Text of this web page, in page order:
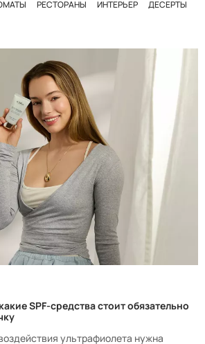
РЕСТОРАНЫ ИНТЕРЬЕР ДЕСЕРТЫ
SPF-средства стоит обязательно
ультрафиолета нужна